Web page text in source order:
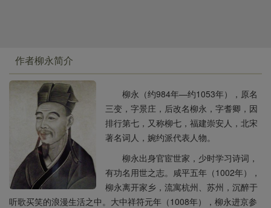
一种赤裸无遗的色彩，明显地具有一种市民性。这是柳
永生活时代都市高度繁荣的客观反映。
从思想上看，这首词明显带有市民意识。这首词
的另一特点是语言通俗，口吻自然，纯用白描，这说明
柳永在向民间词学习方面获得了巨大的成功。他扩大
了“俚词”的创作阵地，丰富了词的内容和词的表现力。以
深切的同情，抒写了沦落于社会下层的歌伎们的思想感
情，反映了她们对幸福生活的追求与向往，以及内心的
烦恼与悔恨。
作者柳永简介
柳永（约984年—约1053年），原名
三变，字景庄，后改名柳永，字耆卿，因
排行第七，又称柳七，福建崇安人，北宋
著名词人，婉约派代表人物。
柳永出身官宦世家，少时学习诗词，
有功名用世之志。咸平五年（1002年），
柳永离开家乡，流寓杭州、苏州，沉醉于
听歌买笑的浪漫生活之中。大中祥符元年（1008年），柳永进京参